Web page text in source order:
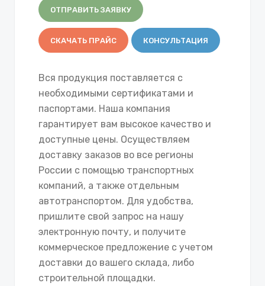
ОТПРАВИТЬ ЗАЯВКУ
СКАЧАТЬ ПРАЙС КОНСУЛЬТАЦИЯ
Вся продукция поставляется с
необходимыми сертификатами и
паспортами. Наша компания
гарантирует вам высокое качество и
доступные цены. Осуществляем
доставку заказов во все регионы
России с помощью транспортных
компаний, а также отдельным
автотранспортом. Для удобства,
пришлите свой запрос на нашу
электронную почту, и получите
коммерческое предложение с учетом
доставки до вашего склада, либо
строительной площадки.